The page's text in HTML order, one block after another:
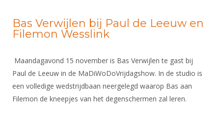
Bas Verwijlen bij Paul de Leeuw en
Filemon Wesslink
Maandagavond 15 november is Bas Verwijlen te gast bij
Paul de Leeuw in de MaDiWoDoVrijdagshow. In de studio is
een volledige wedstrijdbaan neergelegd waarop Bas aan
Filemon de kneepjes van het degenschermen zal leren.